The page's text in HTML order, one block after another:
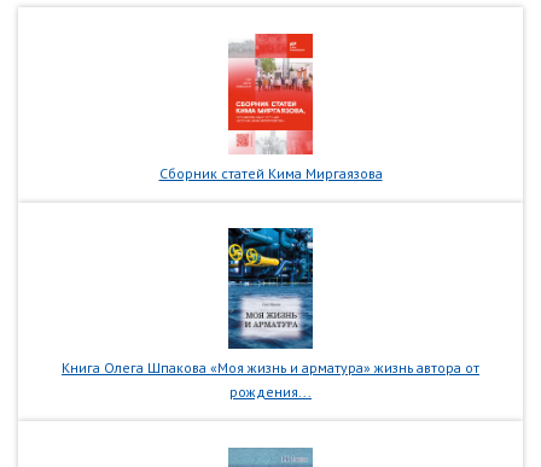
Сборник статей Кима Миргаязова
Книга Олега Шпакова «Моя жизнь и арматура» жизнь автора от
рождения...